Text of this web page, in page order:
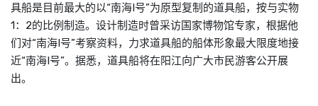
具船是目前最大的以“南海I号”为原型复制的道具船，按与实物
1：2的比例制造。设计制造时曾采访国家博物馆专家，根据他
们对“南海I号”考察资料，力求道具船的船体形象最大限度地接
近“南海I号”。据悉，道具船将在阳江向广大市民游客公开展
出。